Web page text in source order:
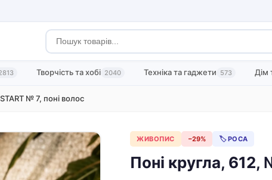
Творчість та хобі 2040 Техніка та гаджети 573 Дім
№ 7, поні волос
ЖИВОПИС −29% 🏷 РОСА
Поні кругла, 612,